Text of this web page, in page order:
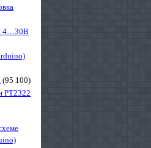
4…30В
(95 100)
PT2322